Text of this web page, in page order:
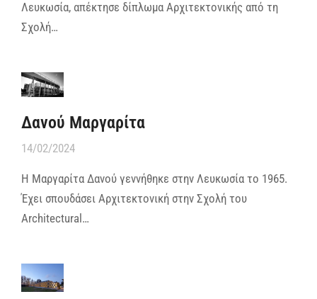
Λευκωσία, απέκτησε δίπλωμα Αρχιτεκτονικής από τη
Σχολή…
Δανού Μαργαρίτα
14/02/2024
Η Μαργαρίτα Δανού γεννήθηκε στην Λευκωσία το 1965.
Έχει σπουδάσει Αρχιτεκτονική στην Σχολή του
Architectural…